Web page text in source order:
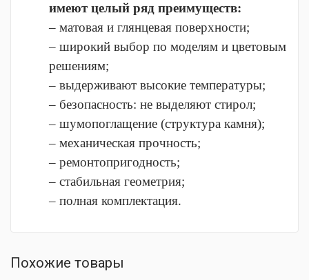
имеют целый ряд преимуществ:
– матовая и глянцевая поверхности;
– широкий выбор по моделям и цветовым
решениям;
– выдерживают высокие температуры;
– безопасность: не выделяют стирол;
– шумопоглащение (структура камня);
– механическая прочность;
– ремонтопригодность;
– стабильная геометрия;
– полная комплектация.
Похожие товары